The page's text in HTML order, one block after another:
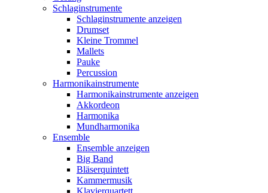
Schlaginstrumente
Schlaginstrumente anzeigen
Drumset
Kleine Trommel
Mallets
Pauke
Percussion
Harmonikainstrumente
Harmonikainstrumente anzeigen
Akkordeon
Harmonika
Mundharmonika
Ensemble
Ensemble anzeigen
Big Band
Bläserquintett
Kammermusik
Klavierquartett